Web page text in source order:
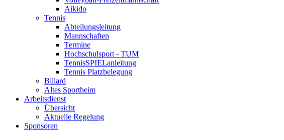
Aikido
Tennis
Abteilungsleitung
Mannschaften
Termine
Hochschulsport - TUM
TennisSPIELanleitung
Tennis Platzbelegung
Billard
Altes Sportheim
Arbeitsdienst
Übersicht
Aktuelle Regelung
Sponsoren